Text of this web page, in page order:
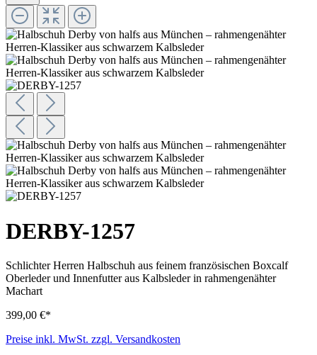
DERBY-1257
Schlichter Herren Halbschuh aus feinem französischen Boxcalf
Oberleder und Innenfutter aus Kalbsleder in rahmengenähter
Machart
399,00 €*
Preise inkl. MwSt. zzgl. Versandkosten